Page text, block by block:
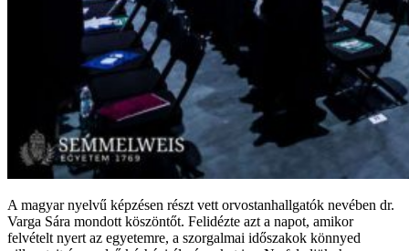
A magyar nyelvű képzésen részt vett orvostanhallgatók nevében dr.
Varga Sára mondott köszöntőt. Felidézte azt a napot, amikor
felvételt nyert az egyetemre, a szorgalmai időszakok könnyed